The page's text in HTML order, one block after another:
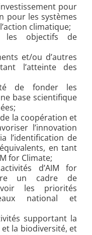
pour
pour les systèmes
climatique;
les objectifs de
et/ou d’autres
l’atteinte des
de fonder les
base scientifique
la coopération et
l’innovation
l’identification de
en tant
for Climate;
d’AIM for
un cadre de
les priorités
national et
supportant la
la biodiversité, et